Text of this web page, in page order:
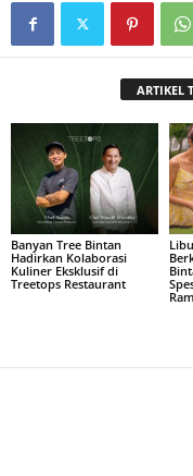
ARTIKEL
Banyan Tree Bintan
Hadirkan Kolaborasi
Kuliner Eksklusif di
Treetops Restaurant